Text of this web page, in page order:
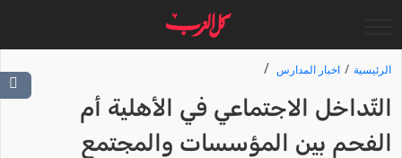
الرئيسية اخبار المدارس
التّداخل الاجتماعي في الأهلية أم
الفحم بين المؤسسات والمجتمع